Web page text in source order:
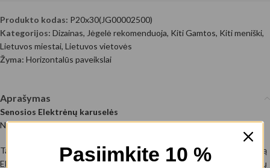
Produkto kodas: P20x30(JG00002500)
Kategorijos: Dizainas, Jėgelė rekomenduoja, Kiti Gamtos, Kiti meniški,
Lietuvos miestai, Lietuvos vietovės
Žyma: Horizontalūs paveikslai
Aprašymas
Senosios Elektrėnų karuselės
Nuotraukos autorius: @EyeEm
Tai paveikslas ant drobės, atskleidžiantis išskirtinį ir šiek tiek nostalgišką
Elektrėnų kraštovaizdžio fragmentą – iš viršaus matomą seną atrakcionų
Pasiimkite 10 %